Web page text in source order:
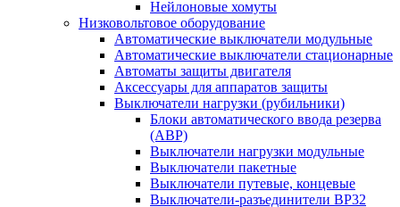
Нейлоновые хомуты
Низковольтовое оборудование
Автоматические выключатели модульные
Автоматические выключатели стационарные
Автоматы защиты двигателя
Аксессуары для аппаратов защиты
Выключатели нагрузки (рубильники)
Блоки автоматического ввода резерва
(АВР)
Выключатели нагрузки модульные
Выключатели пакетные
Выключатели путевые, концевые
Выключатели-разъединители ВР32